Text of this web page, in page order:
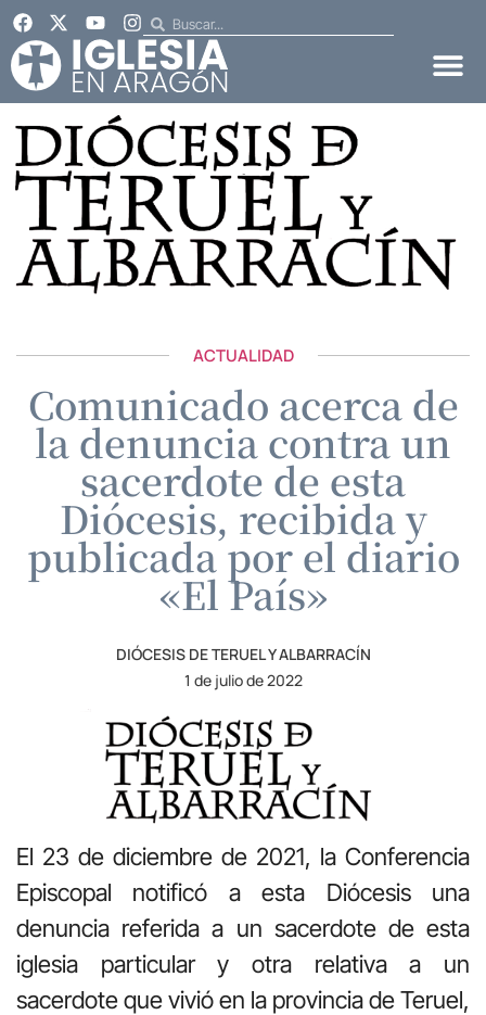
ACTUALIDAD
Comunicado acerca de
la denuncia contra un
sacerdote de esta
Diócesis, recibida y
publicada por el diario
«El País»
DIÓCESIS DE TERUEL Y ALBARRACÍN
1 de julio de 2022
El 23 de diciembre de 2021, la Conferencia
Episcopal notificó a esta Diócesis una
denuncia referida a un sacerdote de esta
iglesia particular y otra relativa a un
sacerdote que vivió en la provincia de Teruel,